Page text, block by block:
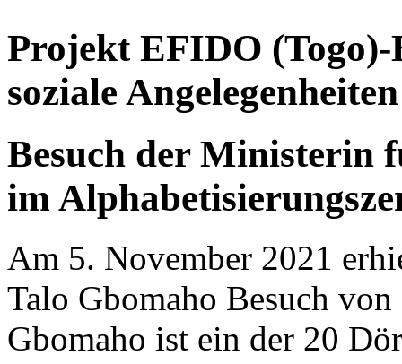
Projekt EFIDO
soziale Angelegenheiten
Besuch der Ministerin
im
Am 5. November 2021
Talo Gbomaho Besuch
Gbomaho ist ein der 20